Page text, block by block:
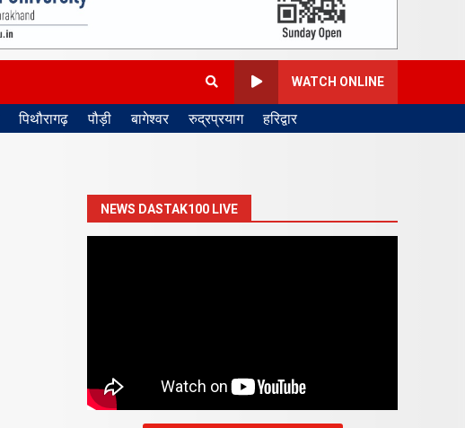
WATCH ONLINE
पिथौरागढ़ पौड़ी बागेश्वर रुद्रप्रयाग हरिद्वार
NEWS DASTAK100 LIVE